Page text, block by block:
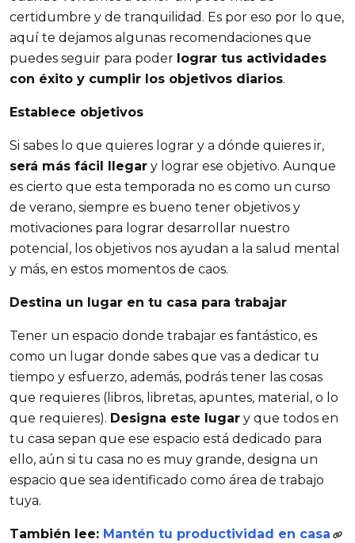
certidumbre y de tranquilidad. Es por eso por lo que,
aquí te dejamos algunas recomendaciones que
puedes seguir para poder lograr tus actividades
con éxito y cumplir los objetivos diarios.
Establece objetivos
Si sabes lo que quieres lograr y a dónde quieres ir,
será más fácil llegar y lograr ese objetivo. Aunque
es cierto que esta temporada no es como un curso
de verano, siempre es bueno tener objetivos y
motivaciones para lograr desarrollar nuestro
potencial, los objetivos nos ayudan a la salud mental
y más, en estos momentos de caos.
Destina un lugar en tu casa para trabajar
Tener un espacio donde trabajar es fantástico, es
como un lugar donde sabes que vas a dedicar tu
tiempo y esfuerzo, además, podrás tener las cosas
que requieres (libros, libretas, apuntes, material, o lo
que requieres). Designa este lugar y que todos en
tu casa sepan que ese espacio está dedicado para
ello, aún si tu casa no es muy grande, designa un
espacio que sea identificado como área de trabajo
tuya.
También lee: Mantén tu productividad en casa